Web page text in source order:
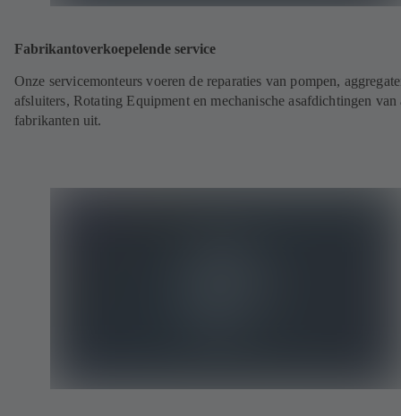
Fabrikantoverkoepelende service
Onze servicemonteurs voeren de reparaties van pompen,
afsluiters, Rotating Equipment en mechanische asafdichtingen van
fabrikanten uit.